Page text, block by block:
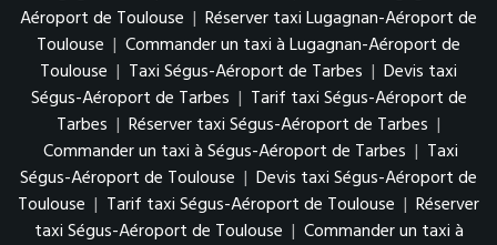
Aéroport de Toulouse | Réserver taxi Lugagnan-Aéroport de
Toulouse | Commander un taxi à Lugagnan-Aéroport de
Toulouse | Taxi Ségus-Aéroport de Tarbes | Devis taxi
Ségus-Aéroport de Tarbes | Tarif taxi Ségus-Aéroport de
Tarbes | Réserver taxi Ségus-Aéroport de Tarbes |
Commander un taxi à Ségus-Aéroport de Tarbes | Taxi
Ségus-Aéroport de Toulouse | Devis taxi Ségus-Aéroport de
Toulouse | Tarif taxi Ségus-Aéroport de Toulouse | Réserver
taxi Ségus-Aéroport de Toulouse | Commander un taxi à